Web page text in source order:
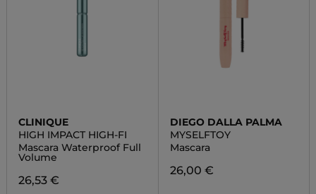
CLINIQUE
HIGH IMPACT HIGH-FI
Mascara Waterproof Full
Volume
26,53 €
DIEGO DALLA PALMA
MYSELFTOY
Mascara
26,00 €